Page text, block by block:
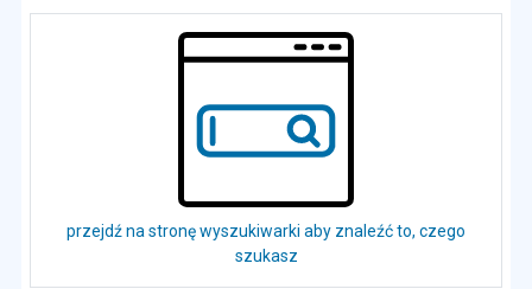
przejdź na stronę wyszukiwarki aby znaleźć to, czego
szukasz